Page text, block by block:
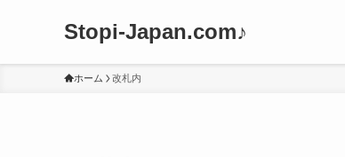
Stopi-Japan.com♪
ホーム 改札内